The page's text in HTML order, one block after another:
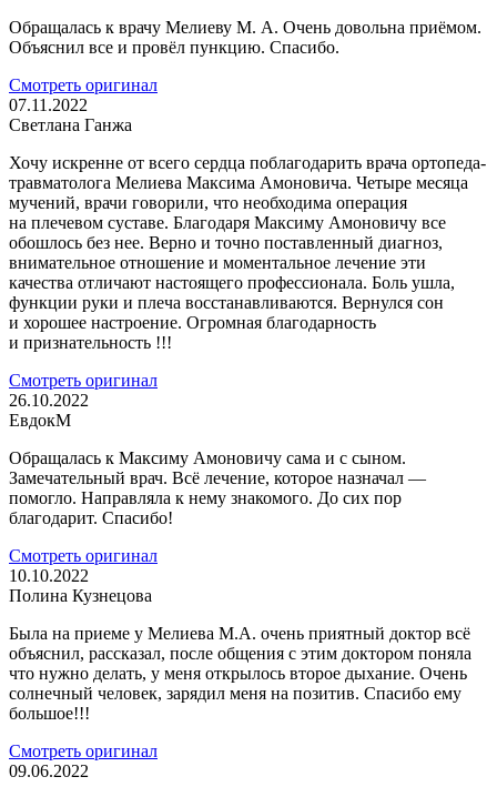
Обращалась к врачу Мелиеву М. А. Очень довольна приёмом.
Объяснил все и провёл пункцию. Спасибо.
Смотреть оригинал
07.11.2022
Светлана Ганжа
Хочу искренне от всего сердца поблагодарить врача ортопеда-
травматолога Мелиева Максима Амоновича. Четыре месяца
мучений, врачи говорили, что необходима операция
на плечевом суставе. Благодаря Максиму Амоновичу все
обошлось без нее. Верно и точно поставленный диагноз,
внимательное отношение и моментальное лечение эти
качества отличают настоящего профессионала. Боль ушла,
функции руки и плеча восстанавливаются. Вернулся сон
и хорошее настроение. Огромная благодарность
и признательность !!!
Смотреть оригинал
26.10.2022
ЕвдокМ
Обращалась к Максиму Амоновичу сама и с сыном.
Замечательный врач. Всё лечение, которое назначал —
помогло. Направляла к нему знакомого. До сих пор
благодарит. Спасибо!
Смотреть оригинал
10.10.2022
Полина Кузнецова
Была на приеме у Мелиева М.А. очень приятный доктор всё
объяснил, рассказал, после общения с этим доктором поняла
что нужно делать, у меня открылось второе дыхание. Очень
солнечный человек, зарядил меня на позитив. Спасибо ему
большое!!!
Смотреть оригинал
09.06.2022